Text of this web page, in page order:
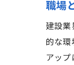
職場
建設
的な
アッ